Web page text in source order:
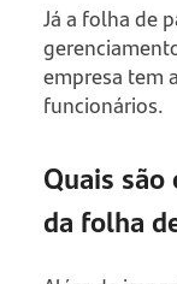
Já a folha de
empresa tem
funcionários.
Quais
da folha